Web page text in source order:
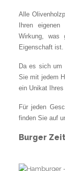
Alle
Ihren
Wirkung, was
Eigenschaft ist.
Da es sich um
Sie mit jedem
ein Unikat Ihres
Für jeden
finden Sie auf
Burger Zeit